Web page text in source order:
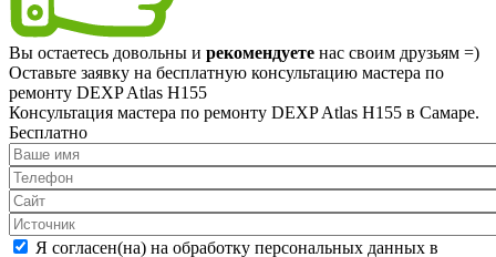
Вы остаетесь довольны и рекомендуете нас своим друзьям =)
Оставьте заявку на бесплатную консультацию мастера по
ремонту DEXP Atlas H155
Консультация мастера по ремонту DEXP Atlas H155 в Самаре.
Бесплатно
Я согласен(на) на обработку персональных данных в